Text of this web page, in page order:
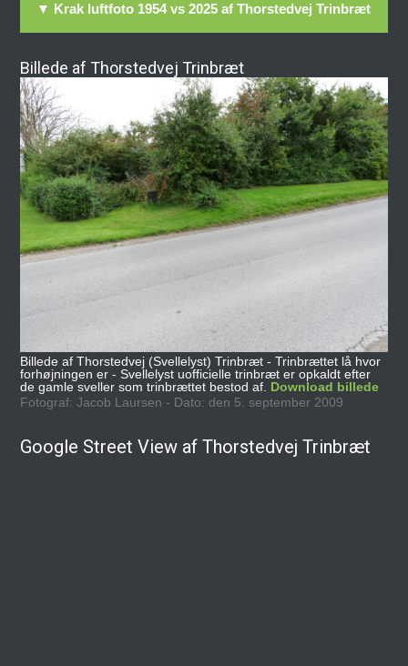
▼ Krak luftfoto 1954 vs 2025 af Thorstedvej Trinbræt
Billede af Thorstedvej Trinbræt
Billede af Thorstedvej (Svellelyst) Trinbræt - Trinbrættet lå hvor
forhøjningen er - Svellelyst uofficielle trinbræt er opkaldt efter
de gamle sveller som trinbrættet bestod af. Download billede
Fotograf: Jacob Laursen - Dato: den 5. september 2009
Google Street View af Thorstedvej Trinbræt